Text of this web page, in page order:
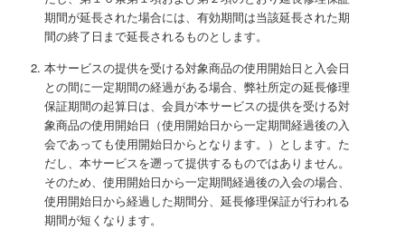
期間が延長された場合には、有効期間は当該延長された期
間の終了日まで延長されるものとします。
本サービスの提供を受ける対象商品の使用開始日と入会日
との間に一定期間の経過がある場合、弊社所定の延長修理
保証期間の起算日は、会員が本サービスの提供を受ける対
象商品の使用開始日（使用開始日から一定期間経過後の入
会であっても使用開始日からとなります。）とします。た
だし、本サービスを遡って提供するものではありません。
そのため、使用開始日から一定期間経過後の入会の場合、
使用開始日から経過した期間分、延長修理保証が行われる
期間が短くなります。